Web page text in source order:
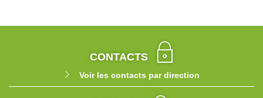
CONTACTS
Voir les contacts par direction